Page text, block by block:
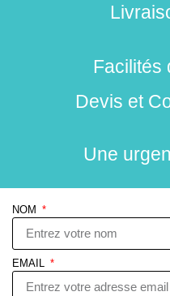
Facilités
Devis et
Une
NOM
EMAIL